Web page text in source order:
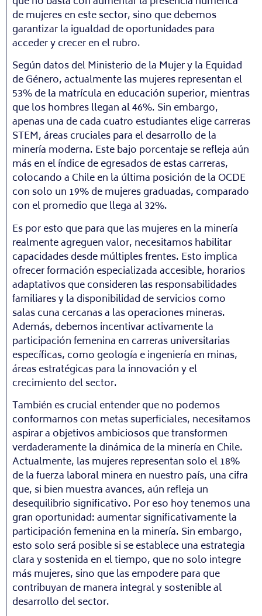
de mujeres en este sector, sino que debemos
garantizar la igualdad de oportunidades para
acceder y crecer en el rubro.
Según datos del Ministerio de la Mujer y la Equidad
de Género, actualmente las mujeres representan el
53% de la matrícula en educación superior, mientras
que los hombres llegan al 46%. Sin embargo,
apenas una de cada cuatro estudiantes elige carreras
STEM, áreas cruciales para el desarrollo de la
minería moderna. Este bajo porcentaje se refleja aún
más en el índice de egresados de estas carreras,
colocando a Chile en la última posición de la OCDE
con solo un 19% de mujeres graduadas, comparado
con el promedio que llega al 32%.
Es por esto que para que las mujeres en la minería
realmente agreguen valor, necesitamos habilitar
capacidades desde múltiples frentes. Esto implica
ofrecer formación especializada accesible, horarios
adaptativos que consideren las responsabilidades
familiares y la disponibilidad de servicios como
salas cuna cercanas a las operaciones mineras.
Además, debemos incentivar activamente la
participación femenina en carreras universitarias
específicas, como geología e ingeniería en minas,
áreas estratégicas para la innovación y el
crecimiento del sector.
También es crucial entender que no podemos
conformarnos con metas superficiales, necesitamos
aspirar a objetivos ambiciosos que transformen
verdaderamente la dinámica de la minería en Chile.
Actualmente, las mujeres representan solo el 18%
de la fuerza laboral minera en nuestro país, una cifra
que, si bien muestra avances, aún refleja un
desequilibrio significativo. Por eso hoy tenemos una
gran oportunidad: aumentar significativamente la
participación femenina en la minería. Sin embargo,
esto solo será posible si se establece una estrategia
clara y sostenida en el tiempo, que no solo integre
más mujeres, sino que las empodere para que
contribuyan de manera integral y sostenible al
desarrollo del sector.